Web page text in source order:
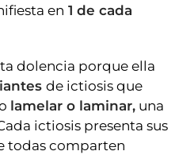
en 1 de cada
dolencia porque ella
de ictiosis que
lamelar o laminar, una
ictiosis presenta sus
todas comparten